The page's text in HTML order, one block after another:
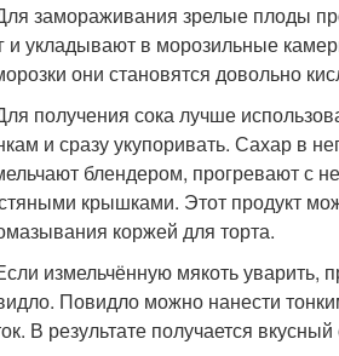
замораживания зрелые плоды
и укладывают в морозильные
они становятся довольно
получения сока лучше
и сразу укупоривать. Сахар в
блендером, прогревают с
крышками. Этот продукт
коржей для торта.
измельчённую мякоть уварить,
Повидло можно нанести
В результате получается